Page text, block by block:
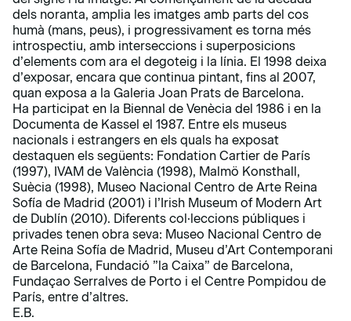
dels noranta, amplia les imatges amb parts del cos
humà (mans, peus), i progressivament es torna més
introspectiu, amb interseccions i superposicions
d’elements com ara el degoteig i la línia. El 1998 deixa
d’exposar, encara que continua pintant, fins al 2007,
quan exposa a la Galeria Joan Prats de Barcelona.
Ha participat en la Biennal de Venècia del 1986 i en la
Documenta de Kassel el 1987. Entre els museus
nacionals i estrangers en els quals ha exposat
destaquen els següents: Fondation Cartier de París
(1997), IVAM de València (1998), Malmö Konsthall,
Suècia (1998), Museo Nacional Centro de Arte Reina
Sofía de Madrid (2001) i l’Irish Museum of Modern Art
de Dublín (2010). Diferents col·leccions públiques i
privades tenen obra seva: Museo Nacional Centro de
Arte Reina Sofía de Madrid, Museu d’Art Contemporani
de Barcelona, Fundació ”la Caixa” de Barcelona,
Fundaçao Serralves de Porto i el Centre Pompidou de
París, entre d’altres.
E.B.